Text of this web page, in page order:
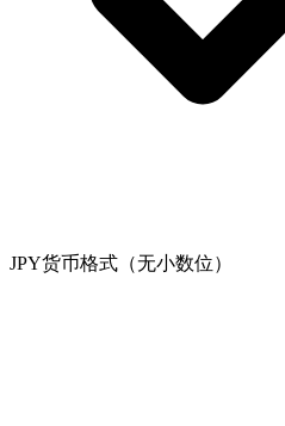
JPY货币格式（无小数位）